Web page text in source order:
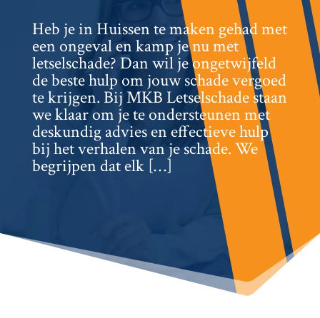
Heb je in Huissen te maken gehad met
een ongeval en kamp je nu met
letselschade? Dan wil je ongetwijfeld
de beste hulp om jouw schade vergoed
te krijgen.​ Bij MKB Letselschade staan
we klaar om je te ondersteunen met
deskundig advies en effectieve hulp
bij het verhalen van je schade.​ We
begrijpen dat elk […]